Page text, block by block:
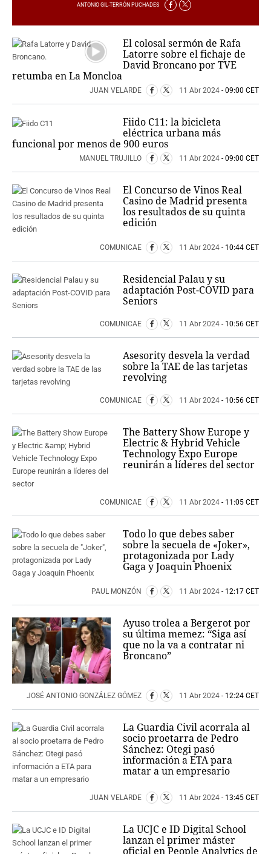
ANTONIO GIL-TERRÓN PUCHADES
El colosal sermón de Rafa
Latorre sobre el fichaje de
David Broncano por TVE
retumba en La Moncloa
JUAN VELARDE 11 Abr 2024 - 09:00 CET
Fiido C11: la bicicleta
eléctrica urbana más
funcional por menos de 900 euros
MANUEL TRUJILLO 11 Abr 2024 - 09:00 CET
El Concurso de Vinos Real
Casino de Madrid presenta
los resultados de su quinta
edición
COMUNICAE 11 Abr 2024 - 10:44 CET
Residencial Palau y su
adaptación Post-COVID para
Seniors
COMUNICAE 11 Abr 2024 - 10:56 CET
Asesority desvela la verdad
sobre la TAE de las tarjetas
revolving
COMUNICAE 11 Abr 2024 - 10:56 CET
The Battery Show Europe y
Electric & Hybrid Vehicle
Technology Expo Europe
reunirán a líderes del sector
COMUNICAE 11 Abr 2024 - 11:05 CET
Todo lo que debes saber
sobre la secuela de «Joker»,
protagonizada por Lady
Gaga y Joaquin Phoenix
PAUL MONZÓN 11 Abr 2024 - 12:17 CET
Ayuso trolea a Bergerot por
su última memez: “Siga así
que no la va a contratar ni
Broncano”
JOSÉ ANTONIO GONZÁLEZ GÓMEZ 11 Abr 2024 - 12:24 CET
La Guardia Civil acorrala al
socio proetarra de Pedro
Sánchez: Otegi pasó
información a ETA para
matar a un empresario
JUAN VELARDE 11 Abr 2024 - 13:45 CET
La UCJC e ID Digital School
lanzan el primer máster
oficial en People Analytics de